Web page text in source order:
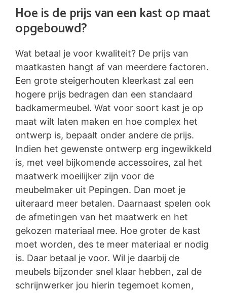
Hoe is de prijs van een kast op maat
opgebouwd?
Wat betaal je voor kwaliteit? De prijs van
maatkasten hangt af van meerdere factoren.
Een grote steigerhouten kleerkast zal een
hogere prijs bedragen dan een standaard
badkamermeubel. Wat voor soort kast je op
maat wilt laten maken en hoe complex het
ontwerp is, bepaalt onder andere de prijs.
Indien het gewenste ontwerp erg ingewikkeld
is, met veel bijkomende accessoires, zal het
maatwerk moeilijker zijn voor de
meubelmaker uit Pepingen. Dan moet je
uiteraard meer betalen. Daarnaast spelen ook
de afmetingen van het maatwerk en het
gekozen materiaal mee. Hoe groter de kast
moet worden, des te meer materiaal er nodig
is. Daar betaal je voor. Wil je daarbij de
meubels bijzonder snel klaar hebben, zal de
schrijnwerker jou hierin tegemoet komen,